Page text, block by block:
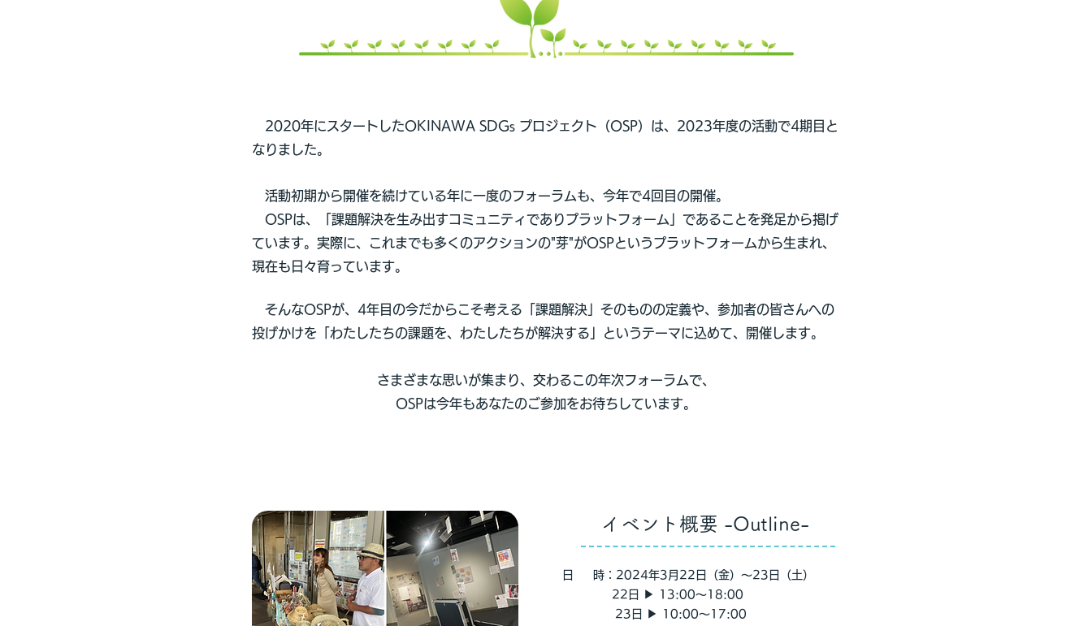
2020年にスタートしたOKINAWA SDGs プロジェクト（OSP）は、2023年度の活動で4期目と
なりました。
活動初期から開催を続けている年に一度のフォーラムも、今年で4回目の開催。
OSPは、「課題解決を生み出すコミュニティでありプラットフォーム」であることを発足から掲げ
ています。実際に、これまでも多くのアクションの"芽"がOSPというプラッ トフォームから生まれ、
現在も日々育っています。
そんなOSPが、4年目の今だからこそ考える「課題解決」そのものの定義や、参加者の皆さんへの
投げかけを「わたしたちの課題を、わたしたちが解決する」というテーマに込めて、開催します。
さまざまな思いが集まり、交わるこの年次フォーラムで、
OSPは今年もあなたのご参加をお待ちしています。
​イベント概要 -Outline-
日 時：2024年3月22日（金）～23日（土）
22日 ▶ 13:00～18:00
23日 ▶ 10:00～17:00